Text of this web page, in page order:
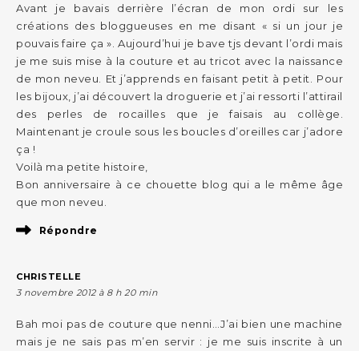
Avant je bavais derrière l’écran de mon ordi sur les
créations des bloggueuses en me disant « si un jour je
pouvais faire ça ». Aujourd’hui je bave tjs devant l’ordi mais
je me suis mise à la couture et au tricot avec la naissance
de mon neveu. Et j’apprends en faisant petit à petit. Pour
les bijoux, j’ai découvert la droguerie et j’ai ressorti l’attirail
des perles de rocailles que je faisais au collège.
Maintenant je croule sous les boucles d’oreilles car j’adore
ça !
Voilà ma petite histoire,
Bon anniversaire à ce chouette blog qui a le même âge
que mon neveu.
Répondre
CHRISTELLE
3 novembre 2012 à 8 h 20 min
Bah moi pas de couture que nenni…J’ai bien une machine
mais je ne sais pas m’en servir : je me suis inscrite à un